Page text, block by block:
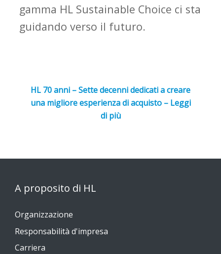
gamma HL Sustainable Choice ci sta
guidando verso il futuro.
HL 70 anni – Sette decenni dedicati a creare
una migliore esperienza di acquisto – Leggi
di più
A proposito di HL
Organizzazione
Responsabilità d'impresa
Carriera